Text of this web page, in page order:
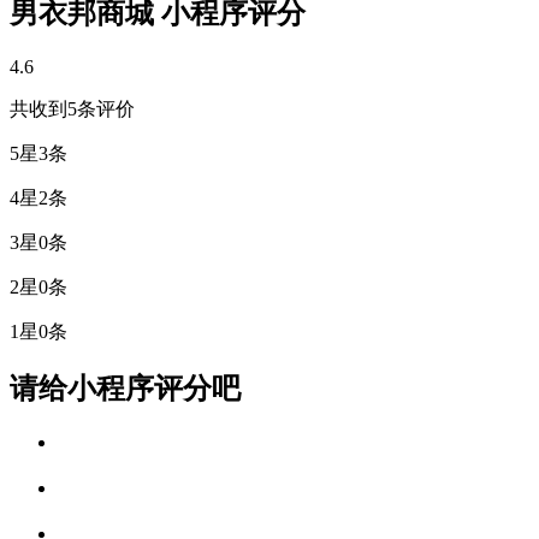
男衣邦商城 小程序评分
4.6
共收到5条评价
5星3条
4星2条
3星0条
2星0条
1星0条
请给小程序评分吧